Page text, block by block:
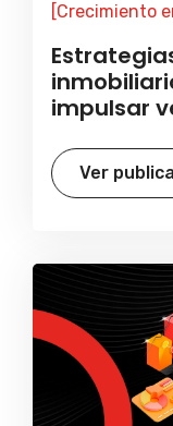
[Crecimiento
impulsar
Ver